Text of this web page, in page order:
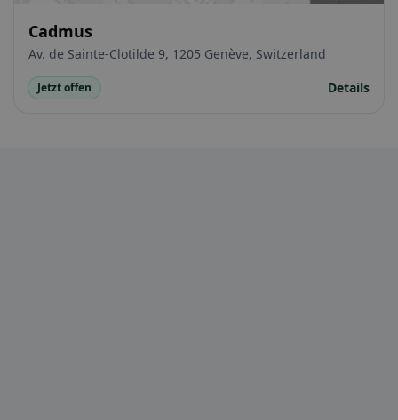
Cadmus
Av. de Sainte-Clotilde 9, 1205 Genève, Switzerland
Jetzt offen Details